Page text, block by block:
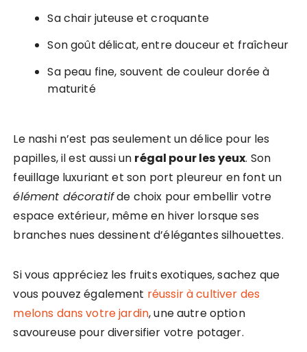
Sa chair juteuse et croquante
Son goût délicat, entre douceur et fraîcheur
Sa peau fine, souvent de couleur dorée à
maturité
Le nashi n’est pas seulement un délice pour les
papilles, il est aussi un régal pour les yeux. Son
feuillage luxuriant et son port pleureur en font un
élément décoratifde choix pour embellir votre
espace extérieur, même en hiver lorsque ses
branches nues dessinent d’élégantes silhouettes.
Si vous appréciez les fruits exotiques, sachez que
vous pouvez également réussir à cultiver des
melons dans votre jardin, une autre option
savoureuse pour diversifier votre potager.